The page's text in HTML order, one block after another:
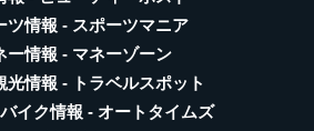
ツ情報 - スポーツマニア
ー情報 - マネーゾーン
光情報 - トラベルスポット
イク情報 - オートタイムズ